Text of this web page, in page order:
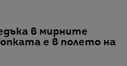
в мирните
е в полето на